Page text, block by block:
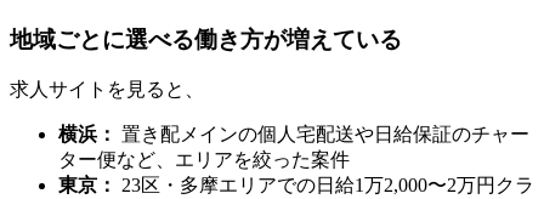
地域ごとに選べる働き方が増えている
求人サイトを見ると、
横浜： 置き配メインの個人宅配送や日給保証のチャー
ター便など、エリアを絞った案件
東京：
23区・多摩エリアでの日給1万2,000〜2万円クラ